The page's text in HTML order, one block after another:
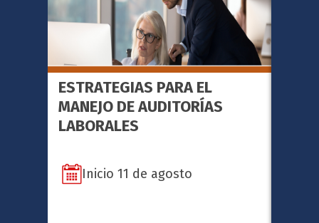
ESTRATEGIAS PARA EL
MANEJO DE AUDITORÍAS
LABORALES
Inicio 11 de agosto